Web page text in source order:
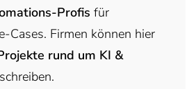
Profis für
Cases. Firmen können hier
rund um KI &